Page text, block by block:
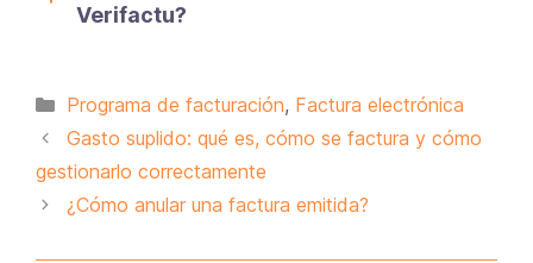
Verifactu?
Categorías
Programa de facturación, Factura electrónica
Gasto suplido: qué es, cómo se factura y cómo
gestionarlo correctamente
¿Cómo anular una factura emitida?